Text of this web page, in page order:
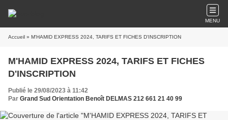
MENU
Accueil » M'HAMID EXPRESS 2024, TARIFS ET FICHES D'INSCRIPTION
M'HAMID EXPRESS 2024, TARIFS ET FICHES
D'INSCRIPTION
Publié le 29/08/2023 à 11:42
Par Grand Sud Orientation Benoît DELMAS 212 661 21 40 99